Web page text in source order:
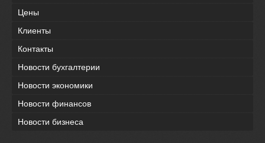
Цены
Клиенты
Контакты
Новости бухгалтерии
Новости экономики
Новости финансов
Новости бизнеса